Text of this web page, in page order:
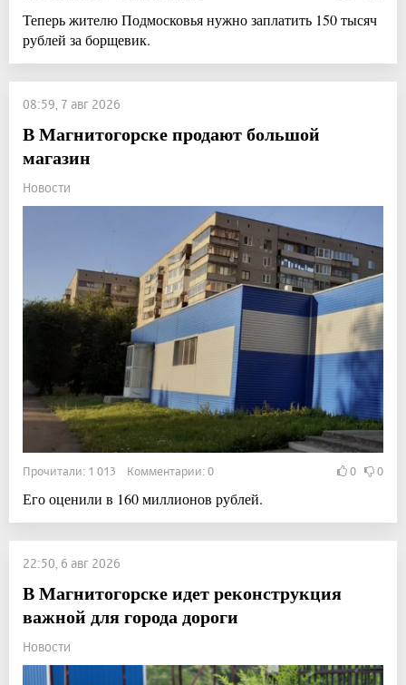
Теперь жителю Подмосковья нужно заплатить 150 тысяч
рублей за борщевик.
08:59, 7 авг 2026
В Магнитогорске продают большой
магазин
Новости
Прочитали: 1 013 Комментарии: 0 0 0
Его оценили в 160 миллионов рублей.
22:50, 6 авг 2026
В Магнитогорске идет реконструкция
важной для города дороги
Новости